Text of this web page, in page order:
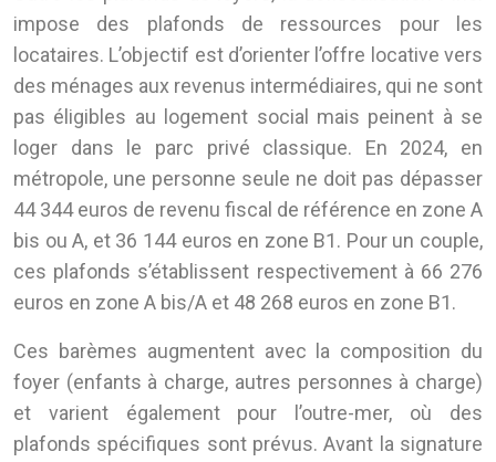
impose des plafonds de ressources pour les
locataires. L’objectif est d’orienter l’offre locative vers
des ménages aux revenus intermédiaires, qui ne sont
pas éligibles au logement social mais peinent à se
loger dans le parc privé classique. En 2024, en
métropole, une personne seule ne doit pas dépasser
44 344 euros de revenu fiscal de référence en zone A
bis ou A, et 36 144 euros en zone B1. Pour un couple,
ces plafonds s’établissent respectivement à 66 276
euros en zone A bis/A et 48 268 euros en zone B1.
Ces barèmes augmentent avec la composition du
foyer (enfants à charge, autres personnes à charge)
et varient également pour l’outre-mer, où des
plafonds spécifiques sont prévus. Avant la signature